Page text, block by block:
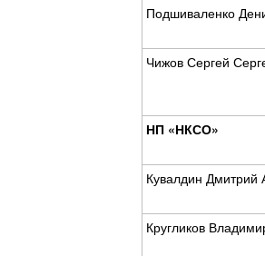
Подшиваленко
Чижов Сергей
НП «НКСО»
Кувалдин Дмитрий
Кругликов